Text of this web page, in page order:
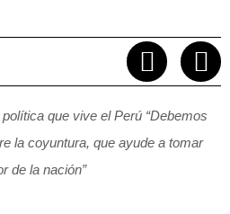
que vive el Perú “Debemos
la coyuntura, que ayude a tomar
de la nación”